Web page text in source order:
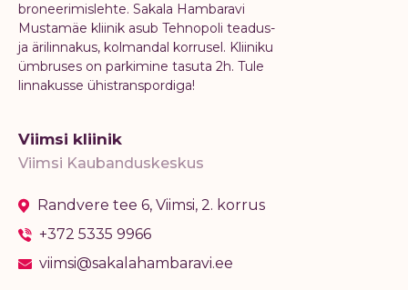
broneerimislehte. Sakala Hambaravi
Mustamäe kliinik asub Tehnopoli teadus-
ja ärilinnakus, kolmandal korrusel. Kliiniku
ümbruses on parkimine tasuta 2h. Tule
linnakusse ühistranspordiga!
Viimsi kliinik
Viimsi Kaubanduskeskus
Randvere tee 6, Viimsi, 2. korrus
+372 5335 9966
viimsi@sakalahambaravi.ee